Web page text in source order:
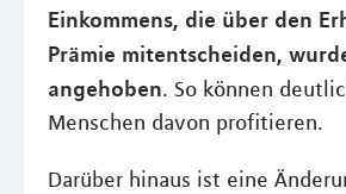
Einkommens, die über den
Prämie mitentscheiden,
angehoben. So können
Menschen davon profitieren.
Darüber hinaus ist eine